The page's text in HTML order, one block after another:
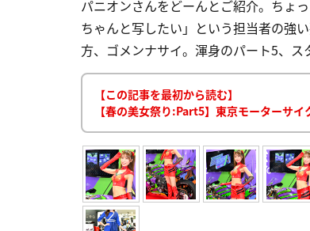
パニオンさんをどーんとご紹介。ちょ
ちゃんと写したい」という担当者の強
方、ゴメンナサイ。渾身のパート5、
【この記事を最初から読む】
【春の美女祭り:Part5】東京モーターサ